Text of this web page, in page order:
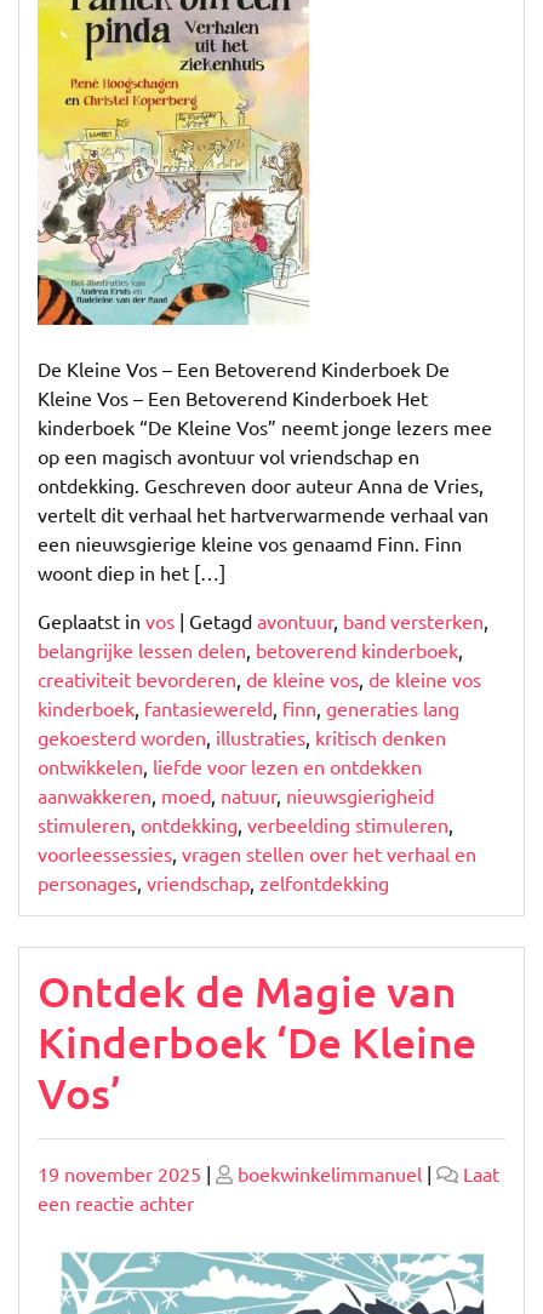
De
Kleine
Vos:
Een
Betoverend
Kinderboek
De Kleine Vos – Een Betoverend Kinderboek De
Kleine Vos – Een Betoverend Kinderboek Het
kinderboek “De Kleine Vos” neemt jonge lezers mee
op een magisch avontuur vol vriendschap en
ontdekking. Geschreven door auteur Anna de Vries,
vertelt dit verhaal het hartverwarmende verhaal van
een nieuwsgierige kleine vos genaamd Finn. Finn
woont diep in het […]
Geplaatst in vos | Getagd avontuur, band versterken,
belangrijke lessen delen, betoverend kinderboek,
creativiteit bevorderen, de kleine vos, de kleine vos
kinderboek, fantasiewereld, finn, generaties lang
gekoesterd worden, illustraties, kritisch denken
ontwikkelen, liefde voor lezen en ontdekken
aanwakkeren, moed, natuur, nieuwsgierigheid
stimuleren, ontdekking, verbeelding stimuleren,
voorleessessies, vragen stellen over het verhaal en
personages, vriendschap, zelfontdekking
Ontdek de Magie van
Kinderboek ‘De Kleine
Vos’
Geplaatst
op
19 november 2025 | Geplaatst
boekwinkelimmanuel |
Laat
een reactie achterop
de
Magie